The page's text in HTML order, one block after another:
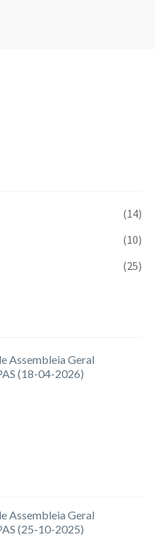
(14)
(10)
(25)
Assembleia Geral
(18-04-2026)
Assembleia Geral
(25-10-2025)